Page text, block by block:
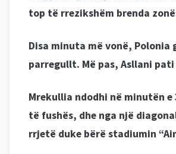
top të rrezikshëm brenda
Disa minuta më vonë,
parregullt. Më pas, Asllani
Mrekullia ndodhi në minutën
të fushës, dhe nga një
rrjetë duke bërë stadiumin